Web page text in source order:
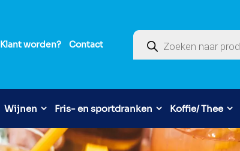
Klant worden? Contact
Producten zoeken
Wijnen Fris- en sportdranken Koffie/ Thee